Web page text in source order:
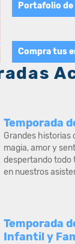
Portafolio
Compra tus
Temporada
Grandes historias
magia, amor y
despertando todo
en nuestros
Temporada
Infantil y